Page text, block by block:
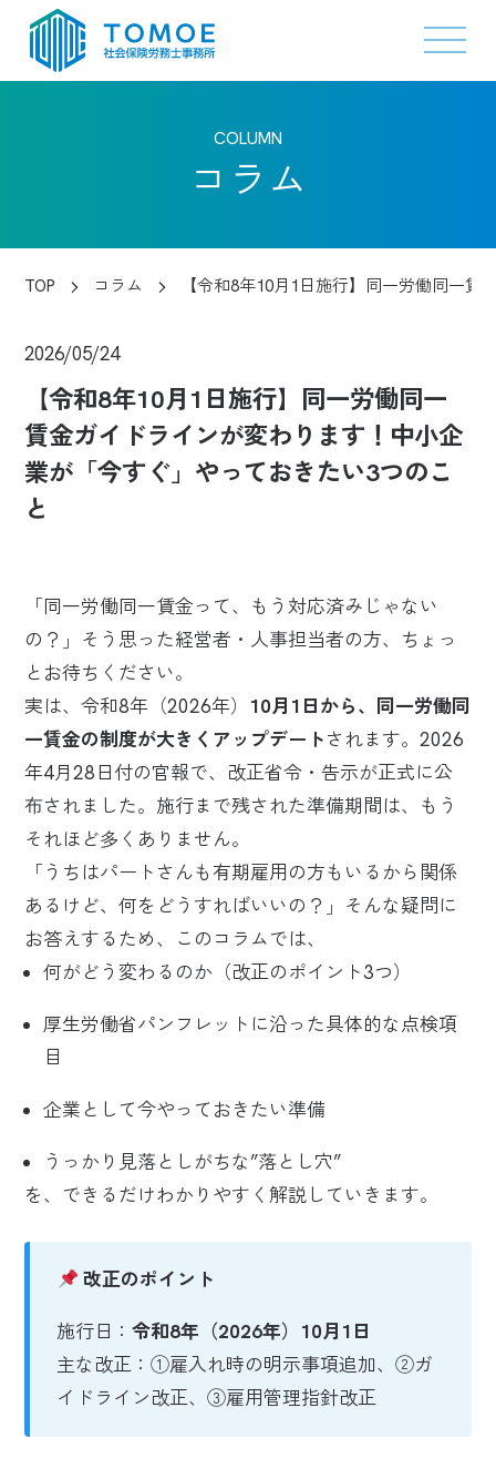
COLUMN
コラム
TOP コラム 【令和8年10月1日施行】同一労働同一
2026/05/24
【令和8年10月1日施行】同一労働同一
賃金ガイドラインが変わります！中小企
業が「今すぐ」やっておきたい3つのこ
と
「同一労働同一賃金って、もう対応済みじゃない
の？」そう思った経営者・人事担当者の方、ちょっ
とお待ちください。
実は、令和8年（2026年） 10月1日から、同一労働同
一賃金の制度が大きくアップデートされます。2026
年4月28日付の官報で、改正省令・告示が正式に公
布されました。施行まで残された準備期間は、もう
それほど多くありません。
「うちはパートさんも有期雇用の方もいるから関係
あるけど、何をどうすればいいの？」そんな疑問に
お答えするため、このコラムでは、
何がどう変わるのか（改正のポイント3つ）
厚生労働省パンフレットに沿った具体的な点検項
目
企業として今やっておきたい準備
うっかり見落としがちな”落とし穴”
を、できるだけわかりやすく解説していきます。
改正のポイント
施行日：令和8年（2026年）10月1日
主な改正：①雇入れ時の明示事項追加、②ガ
イドライン改正、③雇用管理指針改正